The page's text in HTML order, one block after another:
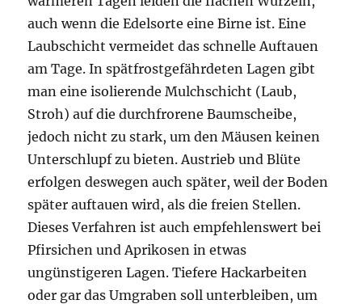
auch wenn die Edelsorte eine Birne ist. Eine
Laubschicht vermeidet das schnelle Auftauen
am Tage. In spätfrostgefährdeten Lagen gibt
man eine isolierende Mulchschicht (Laub,
Stroh) auf die durchfrorene Baumscheibe,
jedoch nicht zu stark, um den Mäusen keinen
Unterschlupf zu bieten. Austrieb und Blüte
erfolgen deswegen auch später, weil der Boden
später auftauen wird, als die freien Stellen.
Dieses Verfahren ist auch empfehlenswert bei
Pfirsichen und Aprikosen in etwas
ungünstigeren Lagen. Tiefere Hackarbeiten
oder gar das Umgraben soll unterbleiben, um